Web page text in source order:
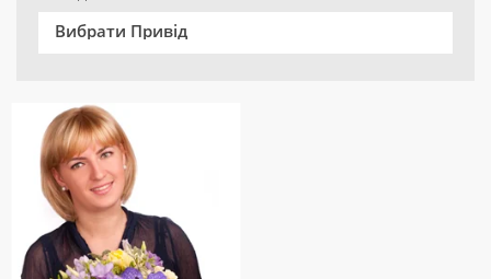
Вибрати Привід